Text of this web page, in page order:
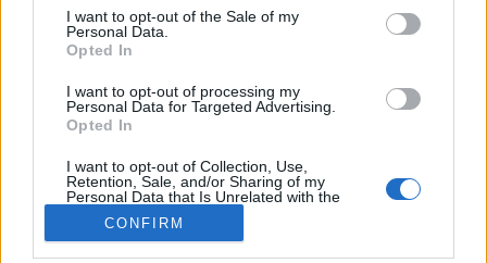
consent section.
I want to opt-out of the Sale of my
Personal Data.
Opted In
I want to opt-out of processing my
Personal Data for Targeted Advertising.
Opted In
I want to opt-out of Collection, Use,
Retention, Sale, and/or Sharing of my
Personal Data that Is Unrelated with the
Purposes for which it was collected.
Opted Out
CONFIRM